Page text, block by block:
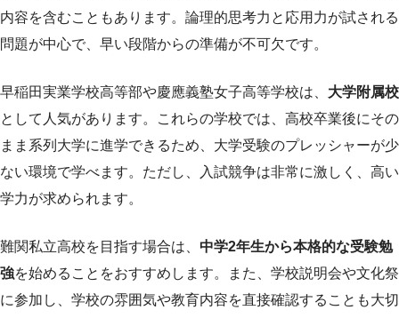
内容を含むこともあります。論理的思考力と応用力が試される
問題が中心で、早い段階からの準備が不可欠です。
早稲田実業学校高等部や慶應義塾女子高等学校は、 大学附属校
として人気があります。これらの学校では、高校卒業後にその
まま系列大学に進学できるため、大学受験のプレッシャーが少
ない環境で学べます。ただし、入試競争は非常に激しく、高い
学力が求められます。
難関私立高校を目指す場合は、 中学2年生から本格的な受験勉
強を始めることをおすすめします。また、学校説明会や文化祭
に参加し、学校の雰囲気や教育内容を直接確認することも大切